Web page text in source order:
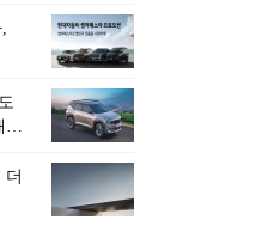
이라는 것이다.
스럽지만 끝이 있
통해 천국으로 나
희망의 장소라고
로 서다』는 단순
넘어, 실패를 두려
용기와 자신에 대
떻게 삶을 풍요롭
를 보여주는 지혜
가된다.김용환 전
의 목표가 크더라
지 말고 작은 것부
성취해 나가
의
더